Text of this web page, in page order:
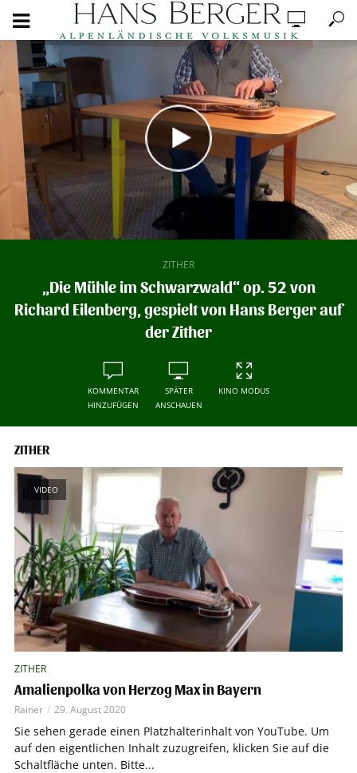
ZITHER
„Die Mühle im Schwarzwald“ op. 52 von
Richard Eilenberg, gespielt von Hans Berger auf
der Zither
KOMMENTAR
HINZUFÜGEN
SPÄTER
ANSCHAUEN
KINO MODUS
ZITHER
VIDEO
ZITHER
Amalienpolka von Herzog Max in Bayern
Rainer 29. August 2020
Sie sehen gerade einen Platzhalterinhalt von YouTube. Um
auf den eigentlichen Inhalt zuzugreifen, klicken Sie auf die
Schaltfläche unten. Bitte...